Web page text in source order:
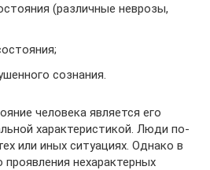
(различные неврозы,
сознания.
человека является его
характеристикой. Люди по-
или иных ситуациях. Однако в
проявления нехарактерных